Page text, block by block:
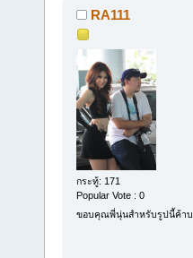
RA111
กระทู้: 171
Popular Vote : 0
ขอบคุณพี่นุ่นสำหรับรูปนี้ค้าบ